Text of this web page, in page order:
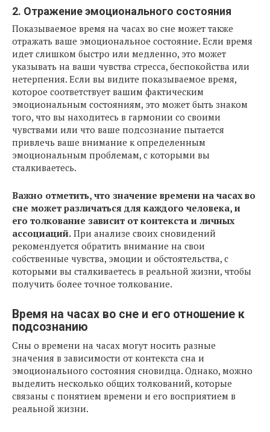
2. Отражение эмоционального состояния
Показываемое время на часах во сне может также
отражать ваше эмоциональное состояние. Если время
идет слишком быстро или медленно, это может
указывать на ваши чувства стресса, беспокойства или
нетерпения. Если вы видите показываемое время,
которое соответствует вашим фактическим
эмоциональным состояниям, это может быть знаком
того, что вы находитесь в гармонии со своими
чувствами или что ваше подсознание пытается
привлечь ваше внимание к определенным
эмоциональным проблемам, с которыми вы
сталкиваетесь.
Важно отметить, что значение времени на часах во
сне может различаться для каждого человека, и
его толкование зависит от контекста и личных
ассоциаций. При анализе своих сновидений
рекомендуется обратить внимание на свои
собственные чувства, эмоции и обстоятельства, с
которыми вы сталкиваетесь в реальной жизни, чтобы
получить более точное толкование.
Время на часах во сне и его отношение к
подсознанию
Сны о времени на часах могут носить разные
значения в зависимости от контекста сна и
эмоционального состояния сновидца. Однако, можно
выделить несколько общих толкований, которые
связаны с понятием времени и его восприятием в
реальной жизни.